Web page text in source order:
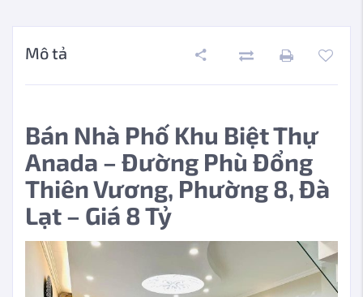
Mô tả
Bán Nhà Phố Khu Biệt Thự
Anada – Đường Phù Đổng
Thiên Vương, Phường 8, Đà
Lạt – Giá 8 Tỷ